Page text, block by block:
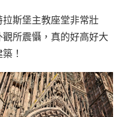
斯堡主教座堂非常壯
所震懾，真的好高好大
！